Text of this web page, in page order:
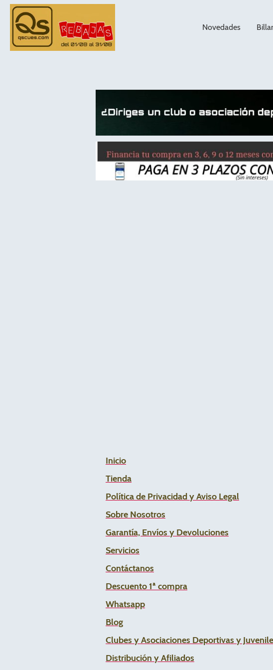
Novedades Billar
Inicio
Tienda
Política de Privacidad y Aviso Legal
Sobre Nosotros
Garantía, Envíos y Devoluciones
Servicios
Contáctanos
Descuento 1ª compra
Whatsapp
Blog
Clubes y Asociaciones Deportivas y
Distribución y Afiliados